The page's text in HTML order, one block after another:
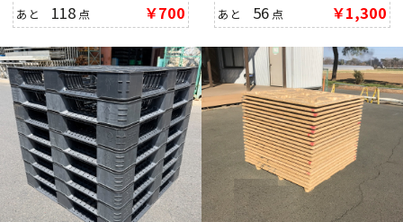
あと 118 点 ￥700
あと 56 点 ￥1,300